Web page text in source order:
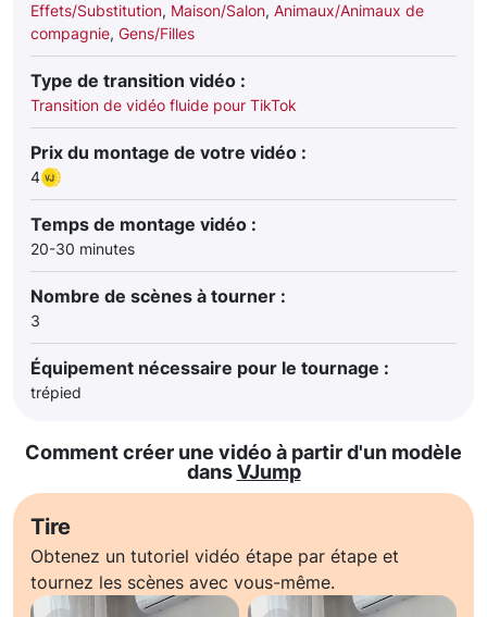
Effets/Substitution, Maison/Salon, Animaux/Animaux de
compagnie, Gens/Filles
Type de transition vidéo :
Transition de vidéo fluide pour TikTok
Prix du montage de votre vidéo :
4
Temps de montage vidéo :
20-30 minutes
Nombre de scènes à tourner :
3
Équipement nécessaire pour le tournage :
trépied
Comment créer une vidéo à partir d'un modèle
dansVJump
Tire
Obtenez un tutoriel vidéo étape par étape et
tournez les scènes avec vous-même.